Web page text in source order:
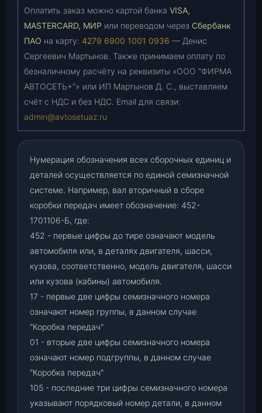
Оплатить заказ можно картой банка VISA,
MASTERCARD, МИР или переводом через Сбербанк
ПАО на карту: 4279 6900 1001 0936 — Денис
Сергеевич Мартынов. Также принимаем оплату по
безналичному расчёту на реквизиты «ООО “ФИРМА
АВТОСЕТЬ+”» или ИП Мартынов Д. С., выставляем
счёт с НДС и без НДС. Email для связи:
admin@avtosetuaz.ru
Нумерация обозначения всех сборочных единиц и
деталей осуществляется по единой семизначной
системе. Например, вал вторичный в сборе
коробки передач имеет обозначение: 452-
1701106-Б, где:
452 - первые цифры до тире означают модель
автомобиля или, в деталях двигателя, шасси,
кузова, соответственно, модель двигателя, шасси
или кузова (кабины) автомобиля.
17 - первые две цифры семизначного номера
означают номер группы, в данном случае
"Коробка передач"
01 - вторые две цифры семизначного номера
означают номер подгруппы, в данном случае
"Коробка передач"
105 - последние три цифры семизначного номера
указывают порядковый номер детали, в данном